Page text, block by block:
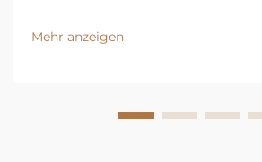
Flüssigkeitspflege – halten Sie Ihr
reibungslos im Betrieb. Holen Sie
Mehr anzeigen